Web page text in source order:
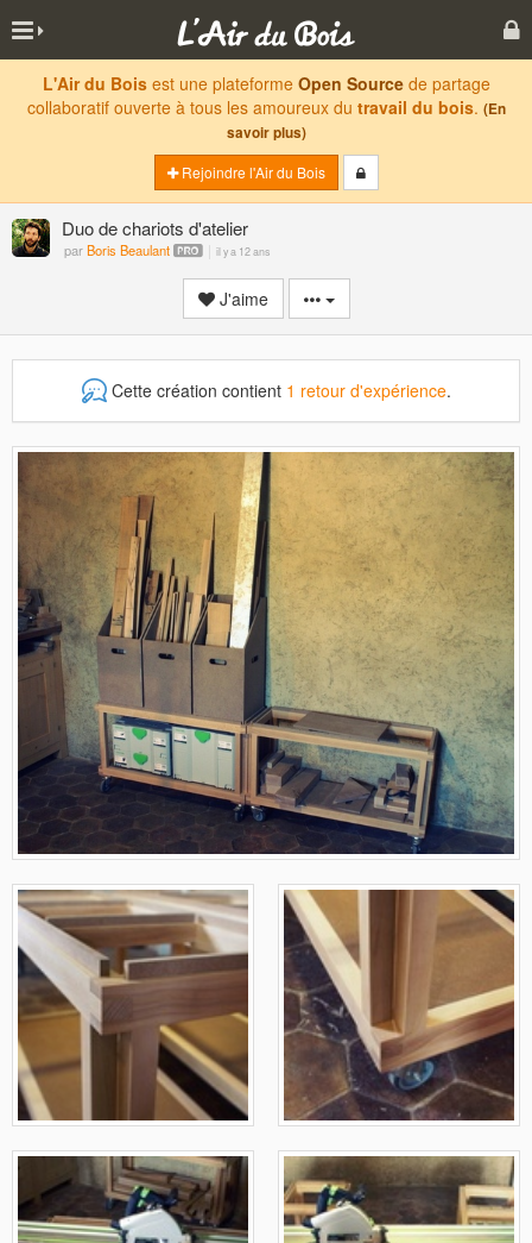
L'Air du Boisest une plateforme Open Sourcede partage
collaboratif ouverte à tous les amoureux du travail du bois. (En
savoir plus)
Rejoindre l'Air du Bois
Duo de chariots d'atelier
parBoris Beaulant il y a 12 ans
J'aime
Cette création contient 1 retour d'expérience.